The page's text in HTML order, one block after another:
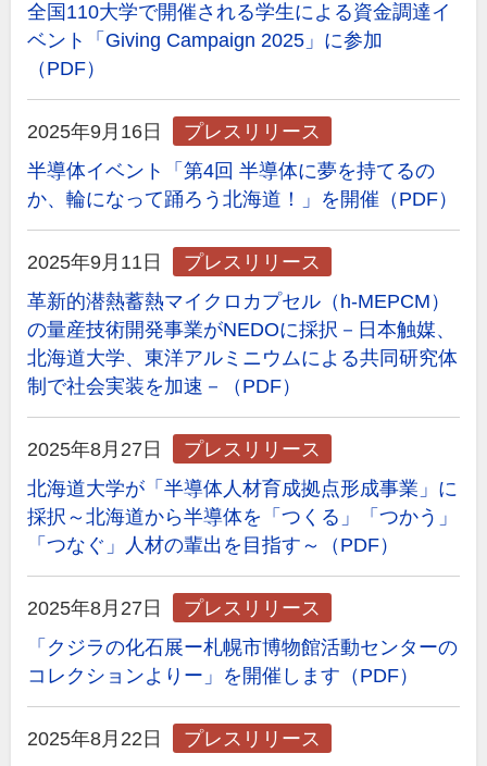
全国110大学で開催される学生による資金調達イ
ベント「Giving Campaign 2025」に参加
（PDF）
2025年9月16日
プレスリリース
半導体イベント「第4回 半導体に夢を持てるの
か、輪になって踊ろう北海道！」を開催（PDF）
2025年9月11日
プレスリリース
革新的潜熱蓄熱マイクロカプセル（h-MEPCM）
の量産技術開発事業がNEDOに採択－日本触媒、
北海道大学、東洋アルミニウムによる共同研究体
制で社会実装を加速－（PDF）
2025年8月27日
プレスリリース
北海道大学が「半導体人材育成拠点形成事業」に
採択～北海道から半導体を「つくる」「つかう」
「つなぐ」人材の輩出を目指す～（PDF）
2025年8月27日
プレスリリース
「クジラの化石展ー札幌市博物館活動センターの
コレクションよりー」を開催します（PDF）
2025年8月22日
プレスリリース